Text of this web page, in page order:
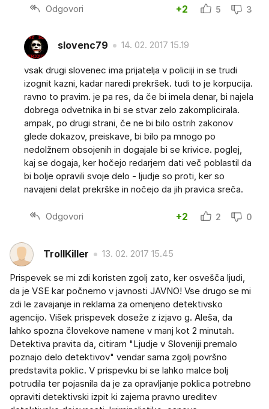
Odgovori +2 5 3
slovenc79 14. 02. 2017 15.19
vsak drugi slovenec ima prijatelja v policiji in se trudi
izognit kazni, kadar naredi prekršek. tudi to je korpucija.
ravno to pravim. je pa res, da če bi imela denar, bi najela
dobrega odvetnika in bi se stvar zelo zakomplicirala.
ampak, po drugi strani, če ne bi bilo ostrih zakonov
glede dokazov, preiskave, bi bilo pa mnogo po
nedolžnem obsojenih in dogajale bi se krivice. poglej,
kaj se dogaja, ker hočejo redarjem dati več poblastil da
bi bolje opravili svoje delo - ljudje so proti, ker so
navajeni delat prekrške in nočejo da jih pravica sreča.
Odgovori +2 2 0
TrollKiller 13. 02. 2017 15.45
Prispevek se mi zdi koristen zgolj zato, ker osvešča ljudi,
da je VSE kar počnemo v javnosti JAVNO! Vse drugo se mi
zdi le zavajanje in reklama za omenjeno detektivsko
agencijo. Višek prispevek doseže z izjavo g. Aleša, da
lahko spozna človekove namene v manj kot 2 minutah.
Detektiva pravita da, citiram "Ljudje v Sloveniji premalo
poznajo delo detektivov" vendar sama zgolj površno
predstavita poklic. V prispevku bi se lahko malce bolj
potrudila ter pojasnila da je za opravljanje poklica potrebno
opraviti detektivski izpit ki zajema pravno ureditev